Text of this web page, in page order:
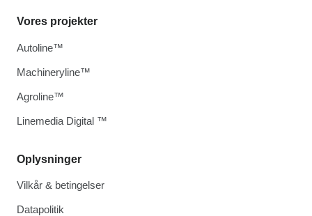
Oplysninger
Vilkår & betingelser
Datapolitik
Vores projekter
Autoline™
Machineryline™
Agroline™
Linemedia Digital ™